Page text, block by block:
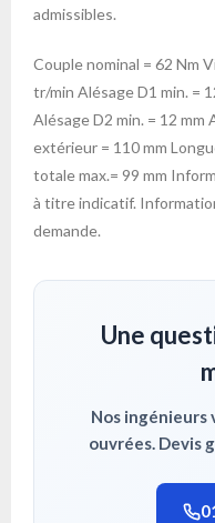
admissibles.
Couple nominal = 62 Nm
tr/min Alésage D1 min. =
Alésage D2 min. = 12 mm
extérieur = 110 mm
totale max.= 99 mm
à titre indicatif.
demande.
Une
Nos ingénieurs
ouvrées. Devis